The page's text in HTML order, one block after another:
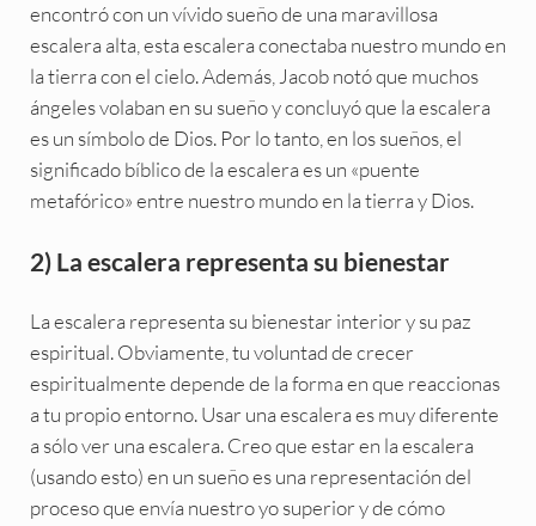
encontró con un vívido sueño de una maravillosa
escalera alta, esta escalera conectaba nuestro mundo en
la tierra con el cielo. Además, Jacob notó que muchos
ángeles volaban en su sueño y concluyó que la escalera
es un símbolo de Dios. Por lo tanto, en los sueños, el
significado bíblico de la escalera es un «puente
metafórico» entre nuestro mundo en la tierra y Dios.
2) La escalera representa su bienestar
La escalera representa su bienestar interior y su paz
espiritual. Obviamente, tu voluntad de crecer
espiritualmente depende de la forma en que reaccionas
a tu propio entorno. Usar una escalera es muy diferente
a sólo ver una escalera. Creo que estar en la escalera
(usando esto) en un sueño es una representación del
proceso que envía nuestro yo superior y de cómo